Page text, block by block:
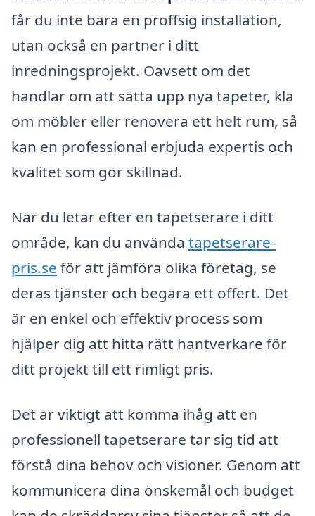
får du inte bara en proffsig installation,
utan också en partner i ditt
inredningsprojekt. Oavsett om det
handlar om att sätta upp nya tapeter, klä
om möbler eller renovera ett helt rum, så
kan en professional erbjuda expertis och
kvalitet som gör skillnad.
När du letar efter en tapetserare i ditt
område, kan du använda tapetserare-
pris.se för att jämföra olika företag, se
deras tjänster och begära ett offert. Det
är en enkel och effektiv process som
hjälper dig att hitta rätt hantverkare för
ditt projekt till ett rimligt pris.
Det är viktigt att komma ihåg att en
professionell tapetserare tar sig tid att
förstå dina behov och visioner. Genom att
kommunicera dina önskemål och budget